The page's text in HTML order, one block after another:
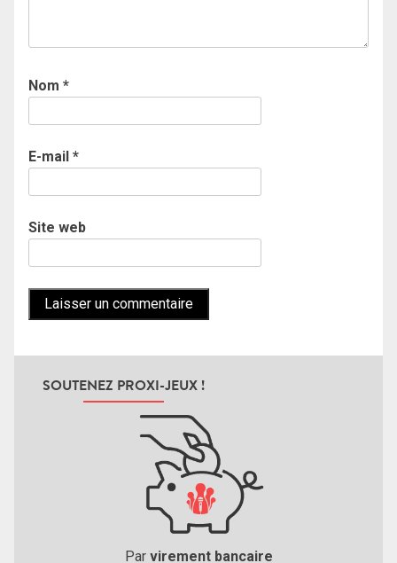
Nom *
E-mail *
Site web
SOUTENEZ PROXI-JEUX !
Par virement bancaire